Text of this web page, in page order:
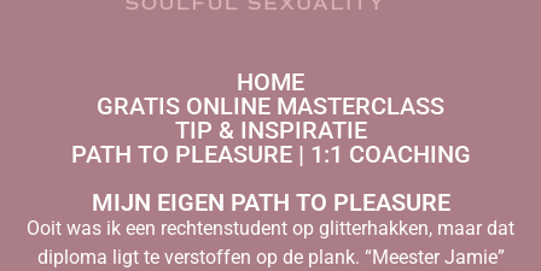
HOME
GRATIS ONLINE MASTERCLASS
TIP & INSPIRATIE
PATH TO PLEASURE | 1:1 COACHING
MIJN EIGEN PATH TO PLEASURE
Ooit was ik een rechtenstudent op glitterhakken, maar dat
diploma ligt te verstoffen op de plank. “Meester Jamie”